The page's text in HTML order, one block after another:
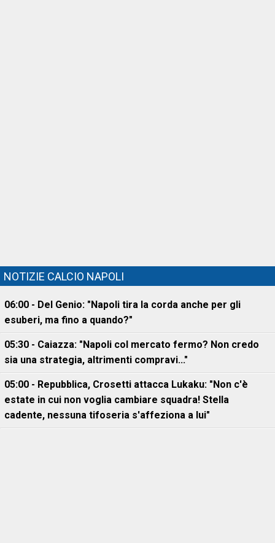
NOTIZIE CALCIO NAPOLI
06:00 - Del Genio: "Napoli tira la corda anche per gli
esuberi, ma fino a quando?"
05:30 - Caiazza: "Napoli col mercato fermo? Non credo
sia una strategia, altrimenti compravi..."
05:00 - Repubblica, Crosetti attacca Lukaku: "Non c'è
estate in cui non voglia cambiare squadra! Stella
cadente, nessuna tifoseria s'affeziona a lui"